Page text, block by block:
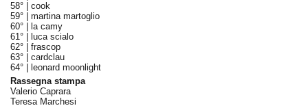
58° | cook
59° | martina martoglio
60° |
la camy
61° |
luca scialo
62° | frascop
63° | cardclau
64° |
leonard moonlight
Rassegna stampa
Valerio Caprara
Teresa Marchesi